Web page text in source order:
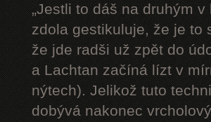
„Jestli to dáš na druhým
zdola gestikuluje, že je to
že jde radši už zpět do
a Lachtan začíná lízt v
nýtech). Jelikož tuto
dobývá nakonec